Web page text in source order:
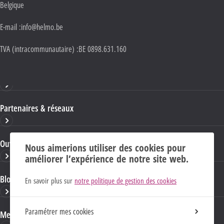
Belgique
E-mail :info@helmo.be
TVA (intracommunautaire) :BE 0898.631.160
Partenaires & réseaux
Ouvrages & publications
Blogs & sites HELMo
Mentions Légales
Nous aimerions utiliser des cookies pour
améliorer l’expérience de notre site web.
En savoir plus sur notre politique de gestion des cookies
Paramétrer mes cookies